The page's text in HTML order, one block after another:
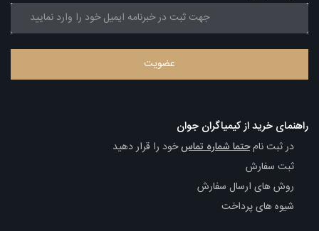
راهنمای خرید از کیمیاگران جوان
در ثبت نامحتما شماره تماسخود را قرار دهید
ثبت سفارش
روش های ارسال سفارش
شیوه های پرداخت